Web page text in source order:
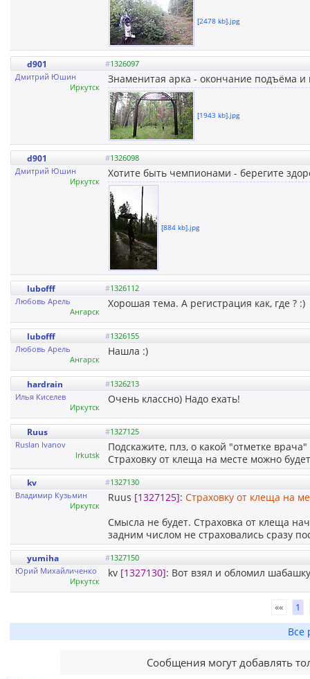
[2478 kb].jpg
d901 #1326097
Дмитрий Юшин
Иркутск
Знаменитая арка - окончание подъёма и
[1943 kb].jpg
d901 #1326098
Дмитрий Юшин
Иркутск
Хотите быть чемпионами - берегите
[884 kb].jpg
lubofff #1326112
Любовь Арель
Ангарск
Хорошая тема. А регистрация как, где ? :)
lubofff #1326155
Любовь Арель
Ангарск
Нашла :)
hardrain #1326213
Илья Киселев
Иркутск
Очень классно) Надо ехать!
Ruus #1327125
Ruslan Ivanov
Irkutsk
Подскажите, плз, о какой "отметке
Страховку от клеща на месте можно
kv #1327130
Владимир Кузьмин
Иркутск
Ruus [1327125]: Страховку от клеща на
Смысла не будет. Страховка от клеща
задним числом не страховались сразу
yumiha #1327150
Юрий Михайличенко
Иркутск
kv [1327130]: Вот взял и обломил
«« 1
Все
Сообщения могут добавлять